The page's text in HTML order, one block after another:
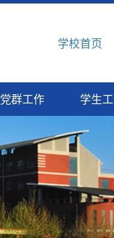
学校首页
党群工作 学生